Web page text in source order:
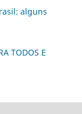
alguns
TODOS E